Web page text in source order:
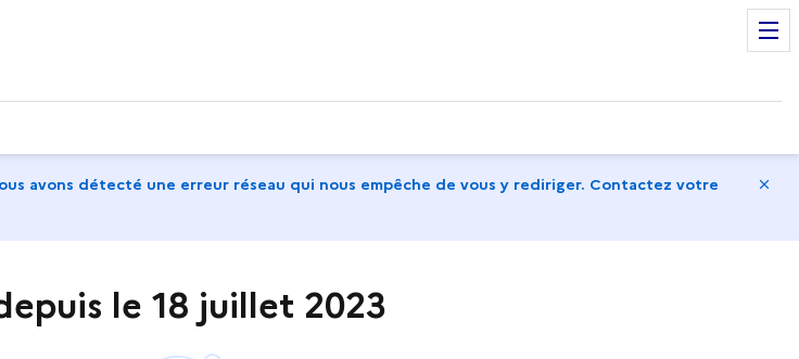
avons détecté une erreur réseau qui nous empêche de vous y rediriger. Contactez votre
le 18 juillet 2023